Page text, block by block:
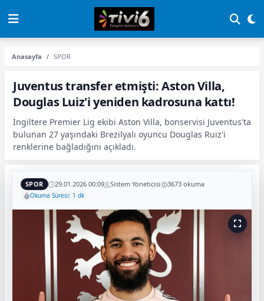
Anasayfa SPOR
Juventus transfer etmişti: Aston Villa,
Douglas Luiz'i yeniden kadrosuna kattı!
İngiltere Premier Lig ekibi Aston Villa, bonservisi Juventus'ta
bulunan 27 yaşındaki Brezilyalı oyuncu Douglas Ruiz'i
renklerine bağladığını açıkladı.
SPOR 29.01.2026 00:09 Sistem Yöneticisi 3673 okuma
Okuma Süresi: 1 dk